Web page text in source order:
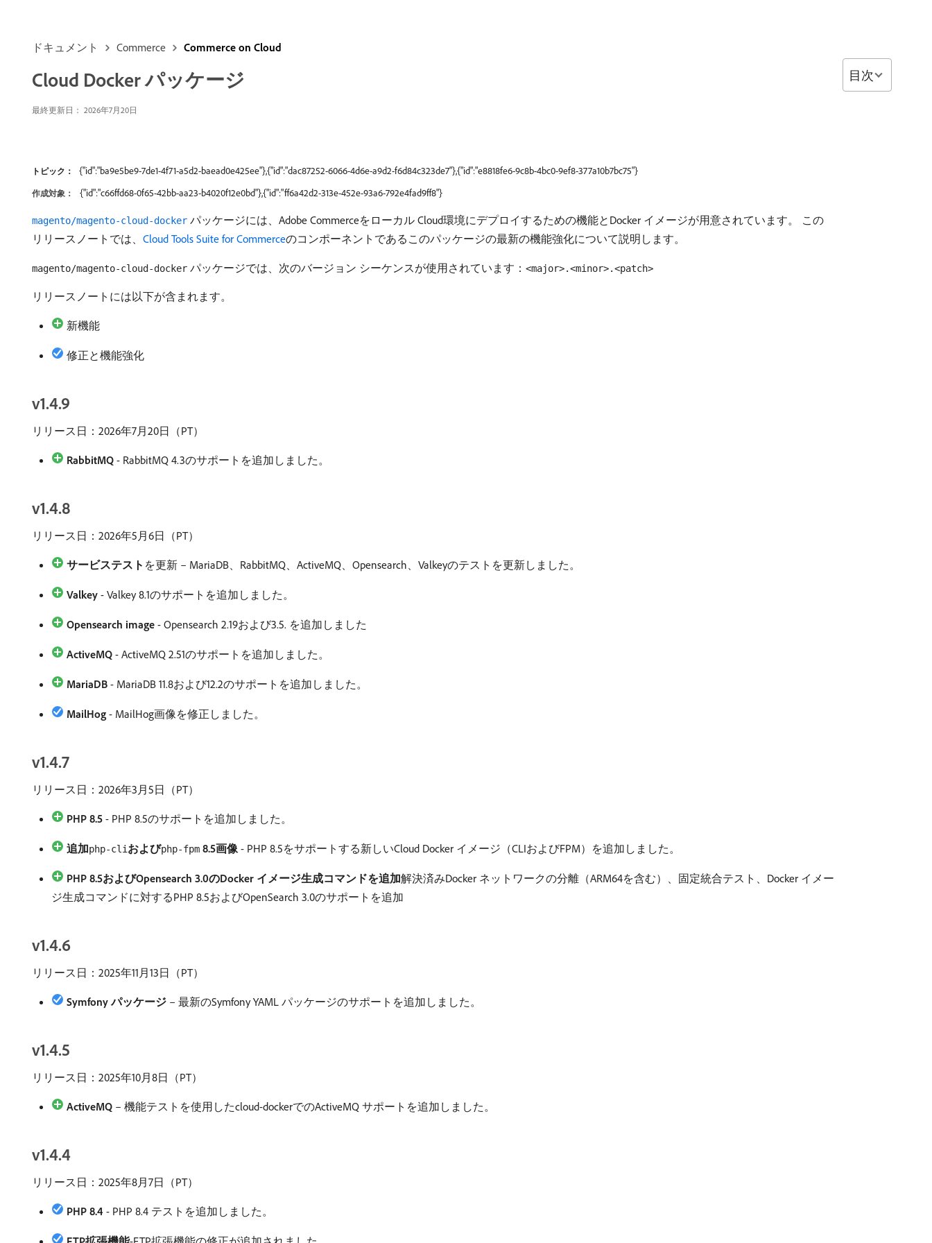
ドキュメント Commerce Commerce on Cloud
Cloud Docker パッケージ
最終更新日： 2026年7月20日
トピック： {"id":"ba9e5be9-7de1-4f71-a5d2-baead0e425ee"},{"id":"dac87252-6066-4d6e-a9d2-f6d84c323de7"},{"id":"e8818fe6-9c8b-4bc0-9ef8-377a10b7bc75"}
作成対象： {"id":"c66ffd68-0f65-42bb-aa23-b4020f12e0bd"},{"id":"ff6a42d2-313e-452e-93a6-792e4fad9ff8"}
magento/magento-cloud-docker パッケージには、Adobe Commerceをローカル Cloud環境にデプロイするための機能とDocker イメージが用意されています。 この
リリースノートでは、 Cloud Tools Suite for Commerceのコンポーネントであるこのパッケージの最新の機能強化について説明します。
magento/magento-cloud-docker パッケージでは、次のバージョン シーケンスが使用されています： <major>.<minor>.<patch>
リリースノートには以下が含まれます。
新機能
修正と機能強化
v1.4.9
リリース日：2026年7月20日（PT）
RabbitMQ - RabbitMQ 4.3のサポートを追加しました。
v1.4.8
リリース日：2026年5月6日（PT）
サービステスト ​を更新 – MariaDB、RabbitMQ、ActiveMQ、Opensearch、Valkeyのテストを更新しました。
Valkey - Valkey 8.1のサポートを追加しました。
Opensearch image - Opensearch 2.19および3.5. を追加しました
ActiveMQ - ActiveMQ 2.51のサポートを追加しました。
MariaDB - MariaDB 11.8および12.2のサポートを追加しました。
MailHog - MailHog画像を修正しました。
v1.4.7
リリース日：2026年3月5日（PT）
PHP 8.5 - PHP 8.5のサポートを追加しました。
追加php-cli およびphp-fpm 8.5画像- PHP 8.5をサポートする新しいCloud Docker イメージ（CLIおよびFPM）を追加しました。
PHP 8.5およびOpensearch 3.0のDocker イメージ生成コマンドを追加​解決済みDocker ネットワークの分離（ARM64を含む）、固定統合テスト、Docker イメー
ジ生成コマンドに対するPHP 8.5およびOpenSearch 3.0のサポートを追加
v1.4.6
リリース日：2025年11月13日（PT）
Symfony パッケージ – 最新のSymfony YAML パッケージのサポートを追加しました。
v1.4.5
リリース日：2025年10月8日（PT）
ActiveMQ – 機能テストを使用したcloud-dockerでのActiveMQ サポートを追加しました。
v1.4.4
リリース日：2025年8月7日（PT）
PHP 8.4 - PHP 8.4 テストを追加しました。
目次